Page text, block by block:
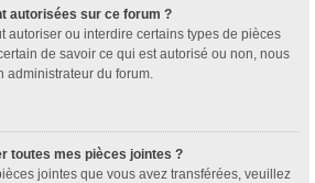
autorisées sur ce forum ?
autoriser ou interdire certains types de pièces
de savoir ce qui est autorisé ou non, nous
administrateur du forum.
toutes mes pièces jointes ?
jointes que vous avez transférées, veuillez